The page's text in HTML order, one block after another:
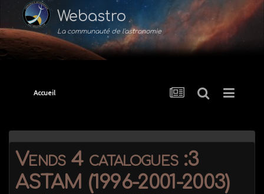
Webastro
La communauté de l'astronomie
Accueil
Vends 4 catalogues :3
ASTAM (1996-2001-2003)